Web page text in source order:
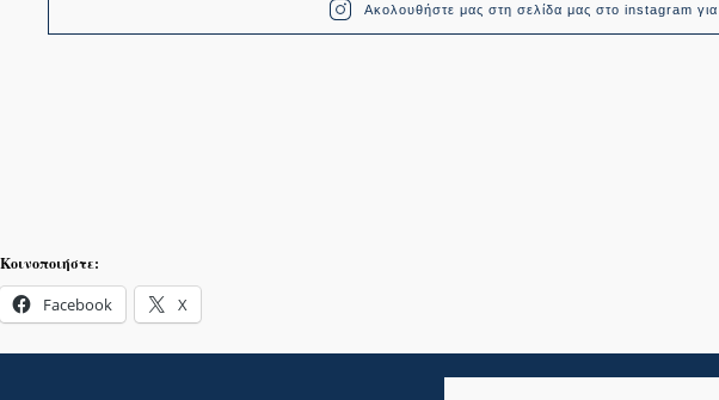
Ακολουθήστε μας στη σελίδα μας στο instagram
Κοινοποιήστε:
Facebook X